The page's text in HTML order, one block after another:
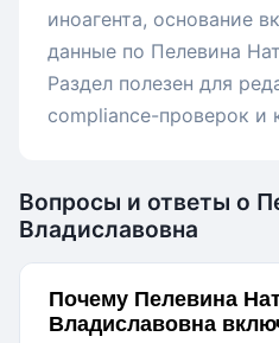
иноагента, основание
данные по Пелевина
Раздел полезен для
compliance-проверок и
Вопросы и ответы о
Владиславовна
Почему Пелевина
Владиславовна